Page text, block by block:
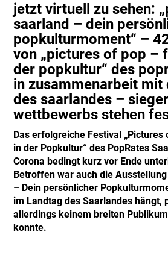
jetzt virtuell zu sehen:
saarland – dein
popkulturmoment“ –
von „pictures of pop –
der popkultur“ des
in zusammenarbeit mit
des saarlandes –
wettbewerbs stehen
Das erfolgreiche Festival
in der Popkultur“ des PopRates
Corona bedingt kurz vor Ende
Betroffen war auch die
– Dein persönlicher
im Landtag des Saarlandes hängt,
allerdings keinem breiten
konnte.